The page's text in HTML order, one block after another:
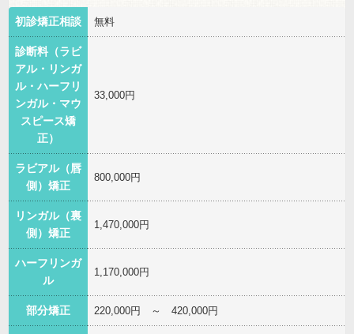
初診矯正相談 無料
診断料（ラビ
アル・リンガ
ル・ハーフリ
ンガル・マウ
スピース矯
正）
33,000円
ラビアル（唇
側）矯正
800,000円
リンガル（裏
側）矯正
1,470,000円
ハーフリンガ
ル
1,170,000円
部分矯正 220,000円 ～ 420,000円